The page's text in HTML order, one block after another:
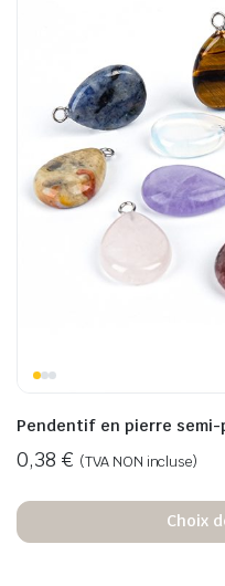
Pendentif en pierre
0,38 € (TVA NON incluse)
Choix